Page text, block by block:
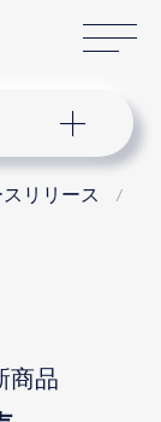
リリース
商品